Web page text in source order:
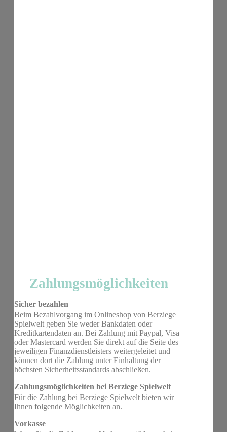
Zahlungsmöglichkeiten
Sicher bezahlen
Beim Bezahlvorgang im Onlineshop von Berziege
Spielwelt geben Sie weder Bankdaten oder
Kreditkartendaten an. Bei Zahlung mit Paypal, Visa
oder Mastercard werden Sie direkt auf die Seite des
jeweiligen Finanzdienstleisters weitergeleitet und
können dort die Zahlung unter Einhaltung der
höchsten Sicherheitsstandards abschließen.
Zahlungsmöglichkeiten bei Berziege Spielwelt
Für die Zahlung bei Berziege Spielwelt bieten wir
Ihnen folgende Möglichkeiten an.
Vorkasse